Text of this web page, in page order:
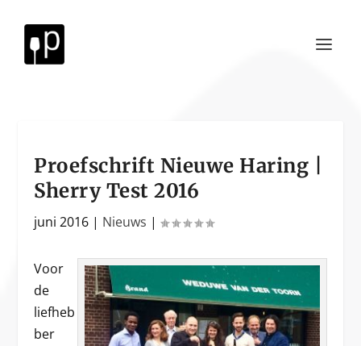
Proefschrift Nieuwe Haring |
Sherry Test 2016
juni 2016 | Nieuws |
Voor
de
liefheb
ber